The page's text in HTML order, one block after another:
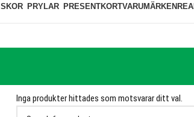
SKOR PRYLAR PRESENTKORTVARUMÄRKEN REA
Inga produkter hittades som motsvarar ditt val.